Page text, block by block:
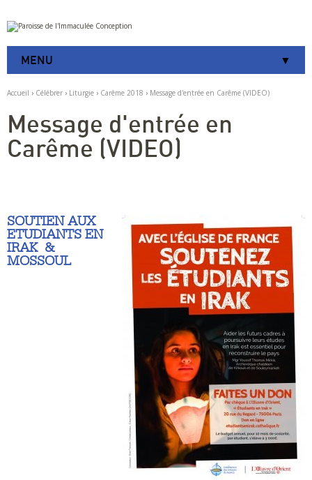
Aller
au
contenu.
à
navigation
Outils
personnels
MENU
Accueil › Célébrer › Liturgie › Carême 2018 › Message d'entrée en Carême (VIDEO)
Message d'entrée en
Carême (VIDEO)
SOUTIEN AUX
ETUDIANTS EN
IRAK &
MOSSOUL